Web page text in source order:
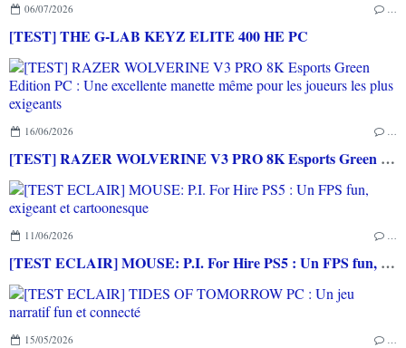
06/07/2026 …
[TEST] THE G-LAB KEYZ ELITE 400 HE PC
16/06/2026 …
[TEST] RAZER WOLVERINE V3 PRO 8K Esports Green Edition PC : Une excellente manette même pour les joueurs les plus exigeants
11/06/2026 …
[TEST ECLAIR] MOUSE: P.I. For Hire PS5 : Un FPS fun, exigeant et cartoonesque
15/05/2026 …